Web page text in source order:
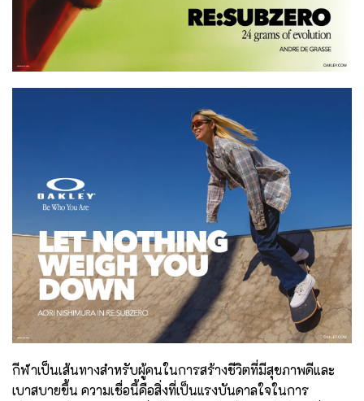
กีฬาเป็นเส้นทางสำหรับผู้คนในการสร้างชีวิตที่มีสุขภาพดีและ
เบาสบายขึ้น ความเชื่อนี้คือสิ่งที่เป็นแรงบันดาลใจในการ